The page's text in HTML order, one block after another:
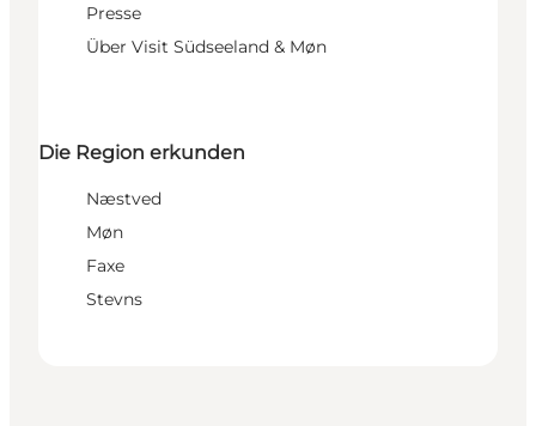
Presse
Über Visit Südseeland & Møn
Die Region erkunden
Næstved
Møn
Faxe
Stevns